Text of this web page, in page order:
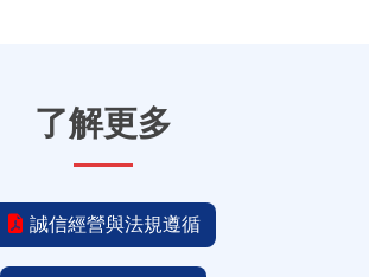
了解更多
誠信經營與法規遵循